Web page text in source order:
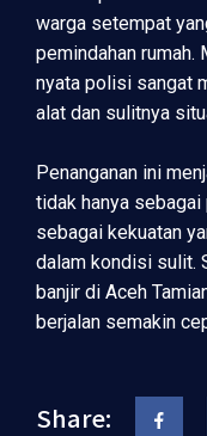
warga setempat
pemindahan rumah.
nyata polisi sangat
alat dan sulitnya
Penanganan ini
tidak hanya sebagai
sebagai kekuatan
dalam kondisi sulit.
banjir di Aceh
berjalan semakin
Share: